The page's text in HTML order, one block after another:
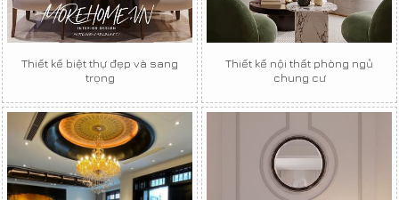
Thiết kế biệt thự đẹp và sang
trọng
Thiết kế nội thất phòng ngủ
chung cư